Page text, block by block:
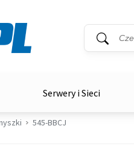
Wyszukiwarka
Słowo
Serwery i Sieci
545-BBCJ